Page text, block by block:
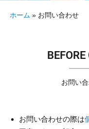
ホーム » お問い合わせ
お問い
お問い合わせの際は